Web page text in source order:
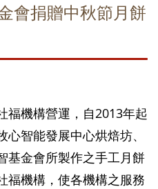
會捐贈中秋節月餅
福機構營運，自2013年起
智能發展中心烘焙坊、
基金會所製作之手工月餅
福機構，使各機構之服務